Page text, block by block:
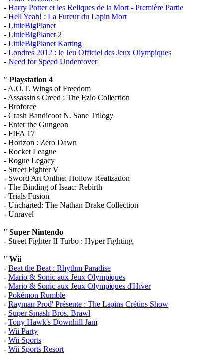
- Harry Potter et les Reliques de la Mort - Première Partie
- Hell Yeah! : La Fureur du Lapin Mort
- LittleBigPlanet
- LittleBigPlanet 2
- LittleBigPlanet Karting
- Londres 2012 : le Jeu Officiel des Jeux Olympiques
- Need for Speed Undercover
" Playstation 4
- A.O.T. Wings of Freedom
- Assassin's Creed : The Ezio Collection
- Broforce
- Crash Bandicoot N. Sane Trilogy
- Enter the Gungeon
- FIFA 17
- Horizon : Zero Dawn
- Rocket League
- Rogue Legacy
- Street Fighter V
- Sword Art Online: Hollow Realization
- The Binding of Isaac: Rebirth
- Trials Fusion
- Uncharted: The Nathan Drake Collection
- Unravel
" Super Nintendo
- Street Fighter II Turbo : Hyper Fighting
" Wii
- Beat the Beat : Rhythm Paradise
- Mario & Sonic aux Jeux Olympiques
- Mario & Sonic aux Jeux Olympiques d'Hiver
- Pokémon Rumble
- Rayman Prod' Présente : The Lapins Crétins Show
- Super Smash Bros. Brawl
- Tony Hawk's Downhill Jam
- Wii Party
- Wii Sports
- Wii Sports Resort